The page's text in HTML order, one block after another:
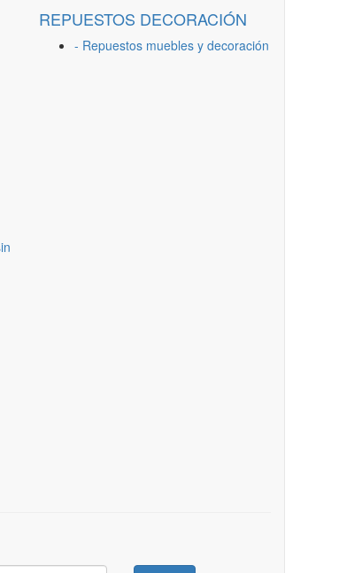
REPUESTOS DECORACIÓN
- Repuestos muebles y decoración